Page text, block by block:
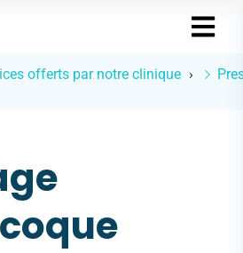
offerts par notre clinique